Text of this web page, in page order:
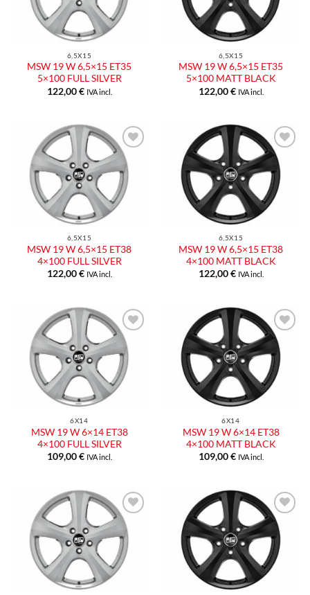
6,5X15
MSW 19 W 6,5×15 ET35
5×100 FULL SILVER
122,00€ IVA incl.
6,5X15
MSW 19 W 6,5×15 ET35
5×100 MATT BLACK
122,00€ IVA incl.
6,5X15
MSW 19 W 6,5×15 ET38
4×100 FULL SILVER
122,00€ IVA incl.
6,5X15
MSW 19 W 6,5×15 ET38
4×100 MATT BLACK
122,00€ IVA incl.
6X14
MSW 19 W 6×14 ET38
4×100 FULL SILVER
109,00€ IVA incl.
6X14
MSW 19 W 6×14 ET38
4×100 MATT BLACK
109,00€ IVA incl.